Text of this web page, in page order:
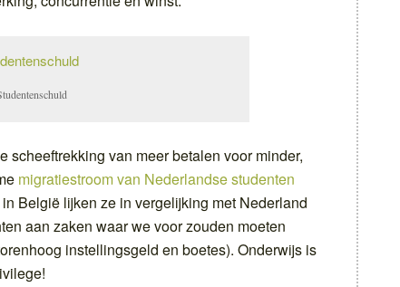
scheeftrekking van meer betalen voor minder,
migratiestroom van Nederlandse studenten
België lijken ze in vergelijking met Nederland
aan zaken waar we voor zouden moeten
instellingsgeld en boetes). Onderwijs is